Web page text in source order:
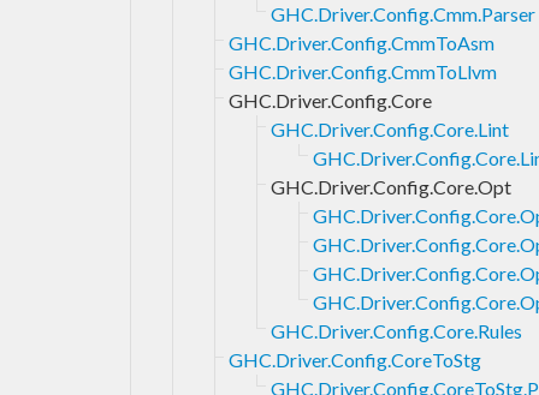
GHC.Driver.Config.Cmm.Parser
GHC.Driver.Config.CmmToAsm
GHC.Driver.Config.CmmToLlvm
GHC.Driver.Config.Core
GHC.Driver.Config.Core.Lint
GHC.Driver.Config.Core.Opt
GHC.Driver.Config.Core.Rules
GHC.Driver.Config.CoreToStg